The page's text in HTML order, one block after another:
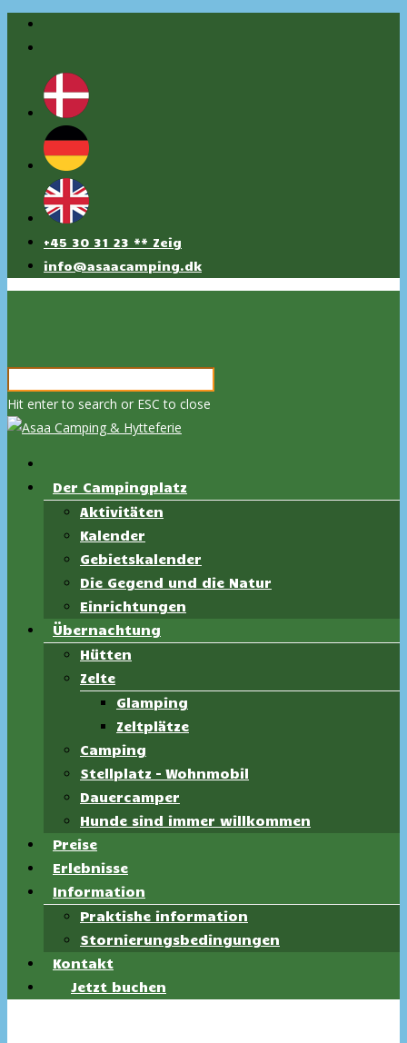
+45 30 31 23 ** Zeig
info@asaacamping.dk
Hit enter to search or ESC to close
Der Campingplatz
Aktivitäten
Kalender
Gebietskalender
Die Gegend und die Natur
Einrichtungen
Übernachtung
Hütten
Zelte
Glamping
Zeltplätze
Camping
Stellplatz – Wohnmobil
Dauercamper
Hunde sind immer willkommen
Preise
Erlebnisse
Information
Praktishe information
Stornierungsbedingungen
Kontakt
Jetzt buchen